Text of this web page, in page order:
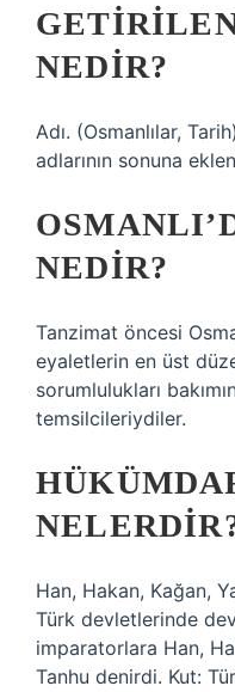
NEDIR?
Adı. (Osmanlılar,
adlarının sonuna
NEDIR?
Tanzimat öncesi
eyaletlerin en üst
sorumlulukları
temsilcileriydiler.
Han, Hakan, Kağan,
Türk devletlerinde
imparatorlara Han,
Tanhu denirdi. Kut: